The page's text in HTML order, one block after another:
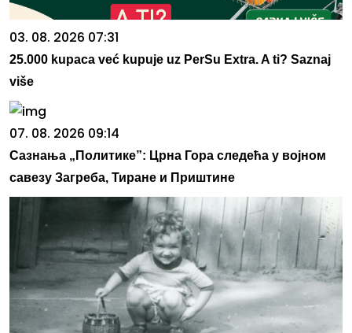
03. 08. 2026 07:31
25.000 kupaca već kupuje uz PerSu Extra. A ti? Saznaj
više
07. 08. 2026 09:14
Сазнања „Политике”: Црна Гора следећа у војном
савезу Загреба, Тиране и Приштине